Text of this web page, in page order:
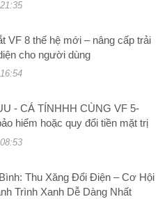
VF 8 thế hệ mới – nâng cấp trải
cho người dùng
- CÁ TÍNHHH CÙNG VF 5-
hiểm hoặc quy đổi tiền mặt trị
Thu Xăng Đổi Điện – Cơ Hội
Trình Xanh Dễ Dàng Nhất